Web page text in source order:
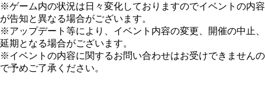
※ゲーム内の状況は日々変化しておりますのでイベントの内容
が告知と異なる場合がございます。
※アップデート等により、イベント内容の変更、開催の中止、
延期となる場合がございます。
※イベントの内容に関するお問い合わせはお受けできませんの
で予めご了承ください。